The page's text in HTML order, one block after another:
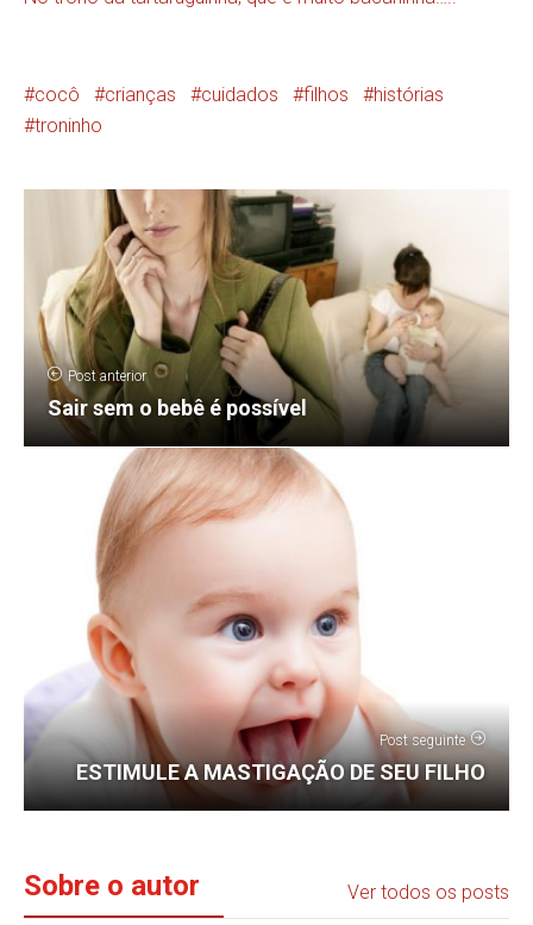
cocô crianças cuidados filhos
histórias
troninho
Post anterior
Sair sem o bebê é possível
Post seguinte
ESTIMULE A MASTIGAÇÃO DE SEU FILHO
Sobre o autor Ver todos os posts